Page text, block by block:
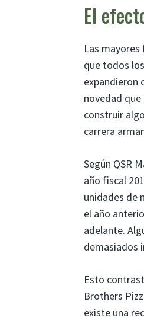
El
Las
que todos
expandieron
novedad
construir
carrera
Según QSR
año fiscal
unidades de
el año
adelante.
demasiados
Esto
Brothers
existe una